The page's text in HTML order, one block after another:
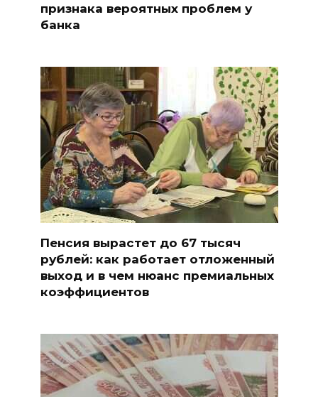
признака вероятных проблем у
банка
Пенсия вырастет до 67 тысяч
рублей: как работает отложенный
выход и в чем нюанс премиальных
коэффициентов